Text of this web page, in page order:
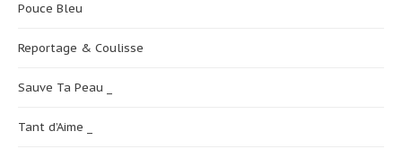
Pouce Bleu
Reportage & Coulisse
Sauve Ta Peau _
Tant d’Aime _